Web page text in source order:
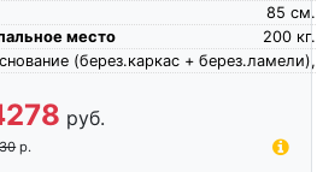
см.
85
место
кг.
200
(берез.каркас + берез.ламели),
руб.
р.